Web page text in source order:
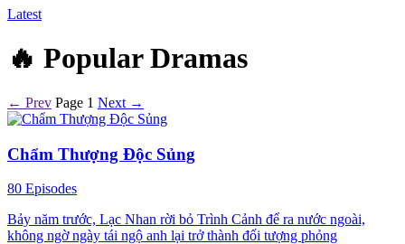
Latest
🔥 Popular Dramas
← Prev Page 1 Next →
Chẩm Thượng Độc Sủng
80 Episodes
Bảy năm trước, Lạc Nhan rời bỏ Trình Cảnh để ra nước ngoài,
không ngờ ngày tái ngộ anh lại trở thành đối tượng phỏng